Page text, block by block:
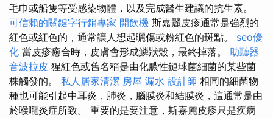
毛巾或船隻等受感染物體，以及完成醫生建議的抗生素。
可信賴的關鍵字行銷專家 開飲機 斯嘉麗皮疹通常是強烈的
紅色或紅色的，通常讓人想起曬傷或粉紅色的斑點。 seo優
化 當皮疹癒合時，皮膚會形成鱗狀殼，最終掉落。 助聽器
音波拉皮 猩紅色或舊名稱是由化膿性鏈球菌細菌的某些菌
株觸發的。 私人居家清潔 房屋 漏水 設計師 相同的細菌物
種也可能引起中耳炎，肺炎，腦膜炎和結膜炎，這通常是由
於喉嚨炎症所致。 重要的是要注意，斯嘉麗皮疹只是疾病